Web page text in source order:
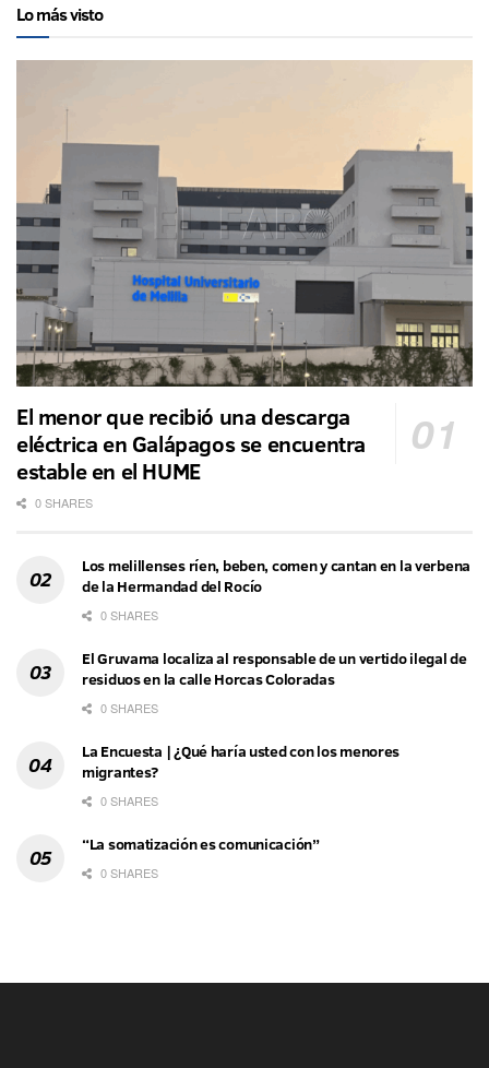
Lo más visto
El menor que recibió una descarga
eléctrica en Galápagos se encuentra
estable en el HUME
0 SHARES
Los melillenses ríen, beben, comen y cantan en la verbena
de la Hermandad del Rocío
0 SHARES
El Gruvama localiza al responsable de un vertido ilegal de
residuos en la calle Horcas Coloradas
0 SHARES
La Encuesta | ¿Qué haría usted con los menores
migrantes?
0 SHARES
“La somatización es comunicación”
0 SHARES